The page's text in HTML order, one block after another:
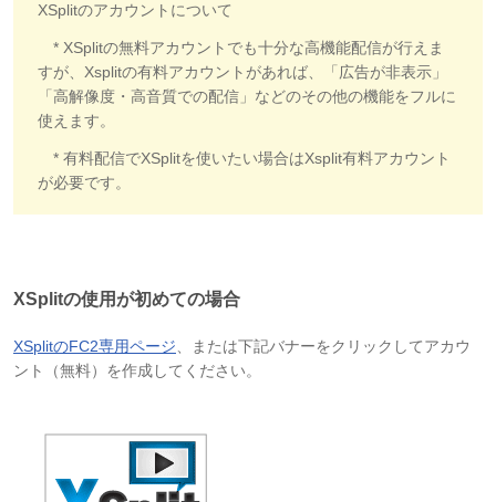
XSplitのアカウントについて
* XSplitの無料アカウントでも十分な高機能配信が行えま
すが、Xsplitの有料アカウントがあれば、「広告が非表示」
「高解像度・高音質での配信」などのその他の機能をフルに
使えます。
* 有料配信でXSplitを使いたい場合はXsplit有料アカウント
が必要です。
XSplitの使用が初めての場合
XSplitのFC2専用ページ 、または下記バナーをクリックしてアカウ
ント（無料）を作成してください。